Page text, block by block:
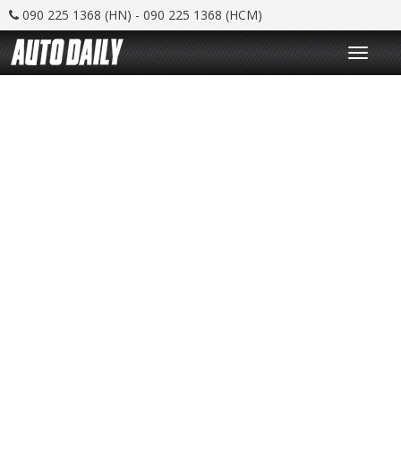
090 225 1368 (HN) - 090 225 1368 (HCM)
T
o
g